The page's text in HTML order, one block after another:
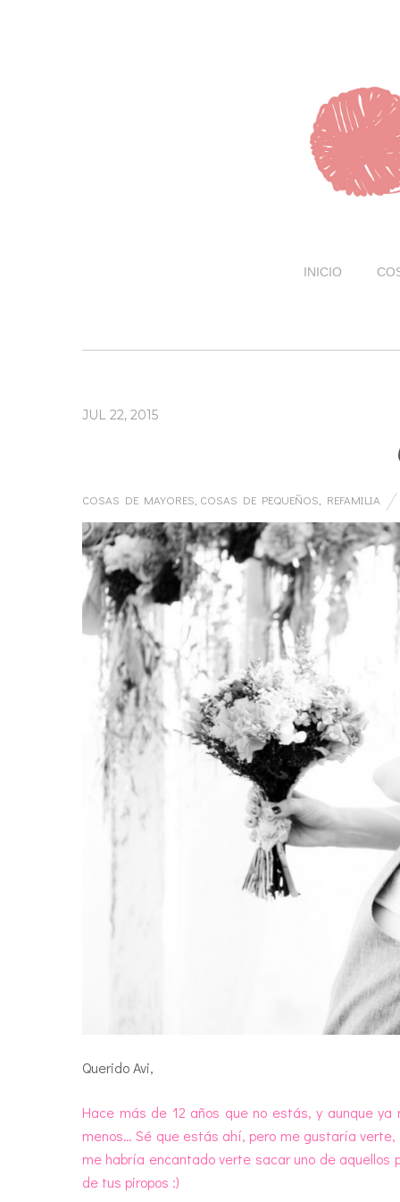
INICIO
JUL 22, 2015
COSAS DE MAYORES COSAS DE PEQUEÑOS REFAMILIA
Querido Avi,
Hace más de 12 años que no estás, y aunque
menos… Sé que estás ahí, pero me gustaría
me habría encantado verte sacar uno de aquellos
de tus piropos :)